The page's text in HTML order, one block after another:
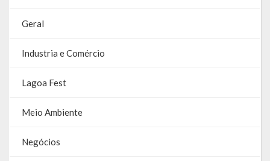
RREO
PPA
LOA
Geral
Industria e Comércio
Lagoa Fest
Meio Ambiente
Negócios